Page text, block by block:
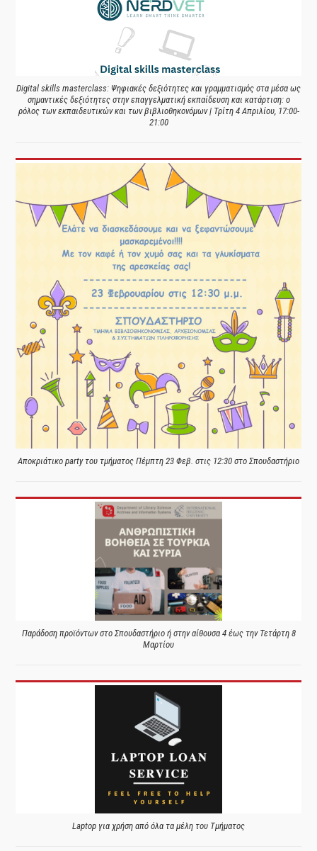
Digital skills masterclass: Ψηφιακές δεξιότητες και γραμματισμός στα μέσα ως
σημαντικές δεξιότητες στην επαγγελματική εκπαίδευση και κατάρτιση: ο
ρόλος των εκπαιδευτικών και των βιβλιοθηκονόμων | Τρίτη 4 Απριλίου, 17:00-
21:00
Αποκριάτικο party του τμήματος Πέμπτη 23 Φεβ. στις 12:30 στο Σπουδαστήριο
Παράδοση προϊόντων στο Σπουδαστήριο ή στην αίθουσα 4 έως την Τετάρτη 8
Μαρτίου
Laptop για χρήση από όλα τα μέλη του Τμήματος